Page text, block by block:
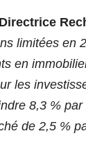
limitées en
en
les
8,3 %
de 2,5 %